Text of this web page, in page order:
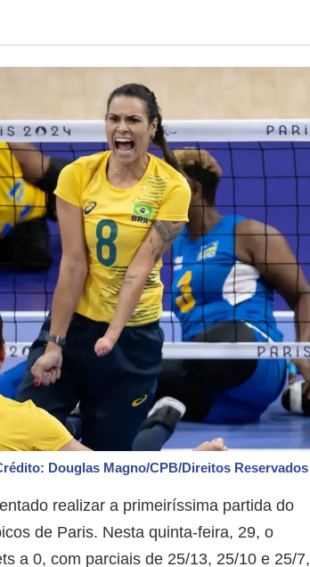
Douglas Magno/CPB/Direitos Reservados
realizar a primeiríssima partida do
de Paris. Nesta quinta-feira, 29, o
a 0, com parciais de 25/13, 25/10 e 25/7,